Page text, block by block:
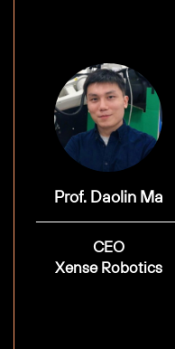
Prof. Daolin Ma
CEO
Xense Robotics